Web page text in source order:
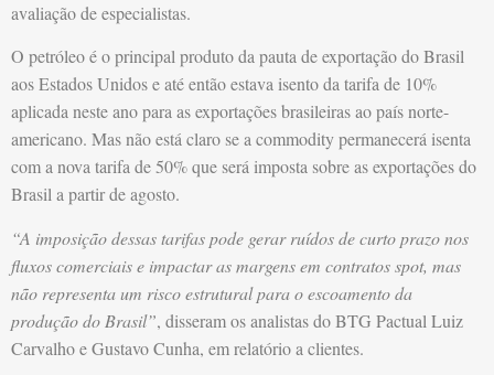
avaliação de especialistas.
O petróleo é o principal produto da pauta de exportação do Brasil
aos Estados Unidos e até então estava isento da tarifa de 10%
aplicada neste ano para as exportações brasileiras ao país norte-
americano. Mas não está claro se a commodity permanecerá isenta
com a nova tarifa de 50% que será imposta sobre as exportações do
Brasil a partir de agosto.
“A imposição dessas tarifas pode gerar ruídos de curto prazo nos
fluxos comerciais e impactar as margens em contratos spot, mas
não representa um risco estrutural para o escoamento da
produção do Brasil”, disseram os analistas do BTG Pactual Luiz
Carvalho e Gustavo Cunha, em relatório a clientes.